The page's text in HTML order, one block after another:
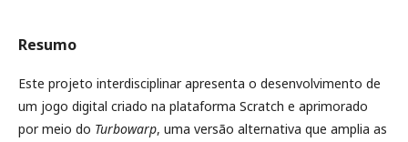
Resumo
Este projeto interdisciplinar apresenta o desenvolvimento de
um jogo digital criado na plataforma Scratch e aprimorado
por meio do Turbowarp, uma versão alternativa que amplia as